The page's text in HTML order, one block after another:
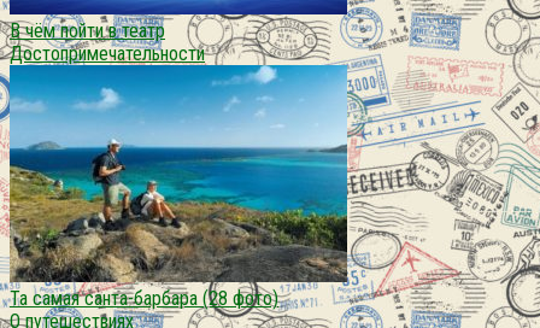
В чём пойти в театр
Достопримечательности
Та самая санта-барбара (28 фото)
О путешествиях